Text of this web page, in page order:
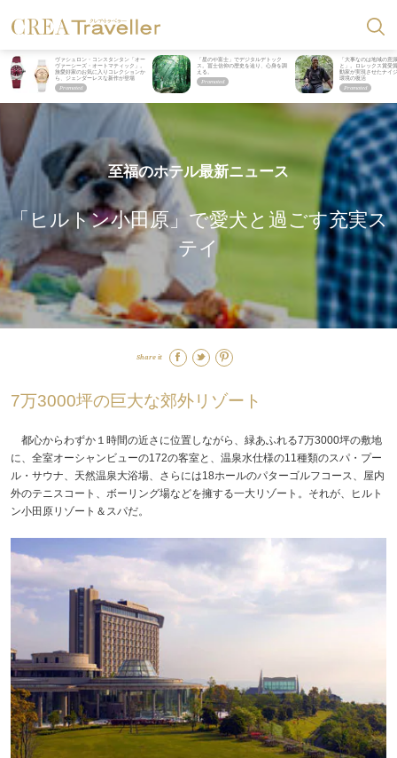
ヴァシュロン・コンスタンタン「オー
ヴァーシーズ・オートマティック」。
旅愛好家のお気に入りコレクションか
ら、ジェンダーレスな新作が登場
「星のや富士」でデジタルデトック
ス。冨士信仰の歴史を辿り、心身を調
える。
「大事なのは地域の意
と」。ロレックス賞受
動家が実現させたナイ
環境の復活
至福のホテル最新ニュース
「ヒルトン小田原」で愛犬と過ごす充実ス
テイ
Share it
7万3000坪の巨大な郊外リゾート
都心からわずか１時間の近さに位置しながら、緑あふれる7万3000坪の敷地
に、全室オーシャンビューの172の客室と、温泉水仕様の11種類のスパ・プー
ル・サウナ、天然温泉大浴場、さらには18ホールのパターゴルフコース、屋内
外のテニスコート、ボーリング場などを擁する一大リゾート。それが、ヒルト
ン小田原リゾート＆スパだ。